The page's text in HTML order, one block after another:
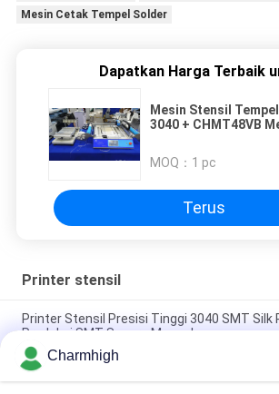
Mesin Cetak Tempel Solder
Dapatkan Harga Terbaik
Mesin Stensil
3040 + CHMT48VB
MOQ： 1 pc
Terus
Printer stensil
Printer Stensil Presisi Tinggi 3040 SMT Silk
Produksi SMT Secara Manual
Semi Auto Solder Paste Printer 3250, Mesin
500mm
Charmhigh